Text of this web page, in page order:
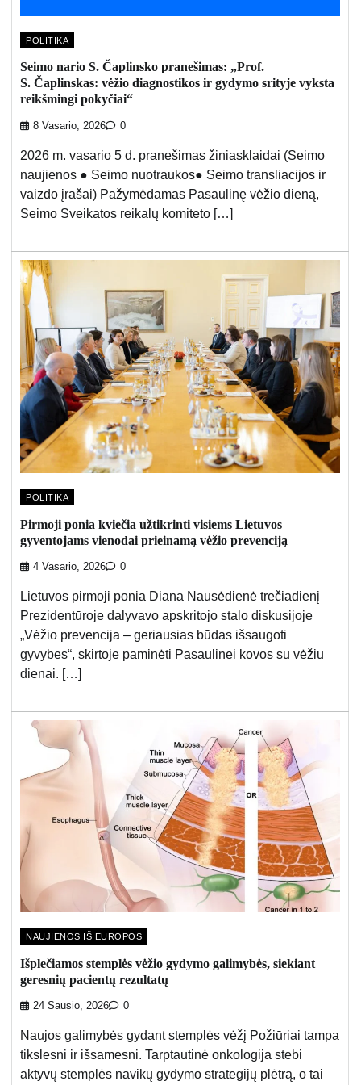
POLITIKA
Seimo nario S. Čaplinsko pranešimas: „Prof.
S. Čaplinskas: vėžio diagnostikos ir gydymo srityje vyksta
reikšmingi pokyčiai“
8 Vasario, 2026 0
2026 m. vasario 5 d. pranešimas žiniasklaidai (Seimo
naujienos ● Seimo nuotraukos● Seimo transliacijos ir
vaizdo įrašai) Pažymėdamas Pasaulinę vėžio dieną,
Seimo Sveikatos reikalų komiteto […]
POLITIKA
Pirmoji ponia kviečia užtikrinti visiems Lietuvos
gyventojams vienodai prieinamą vėžio prevenciją
4 Vasario, 2026 0
Lietuvos pirmoji ponia Diana Nausėdienė trečiadienį
Prezidentūroje dalyvavo apskritojo stalo diskusijoje
„Vėžio prevencija – geriausias būdas išsaugoti
gyvybes“, skirtoje paminėti Pasaulinei kovos su vėžiu
dienai. […]
NAUJIENOS IŠ EUROPOS
Išplečiamos stemplės vėžio gydymo galimybės, siekiant
geresnių pacientų rezultatų
24 Sausio, 2026 0
Naujos galimybės gydant stemplės vėžį Požiūriai tampa
tikslesni ir išsamesni. Tarptautinė onkologija stebi
aktyvų stemplės navikų gydymo strategijų plėtrą, o tai